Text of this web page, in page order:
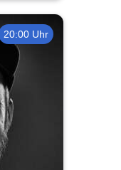
20:00 Uhr